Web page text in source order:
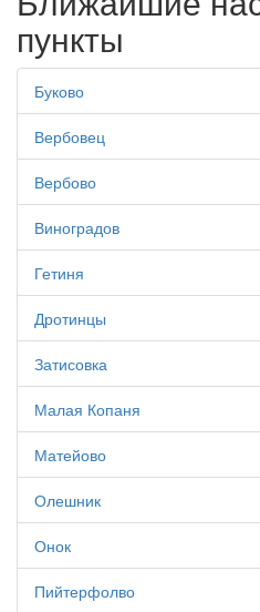
пункты
Буково
Вербовец
Вербово
Виноградов
Гетиня
Дротинцы
Затисовка
Малая Копаня
Матейово
Олешник
Онок
Пийтерфолво